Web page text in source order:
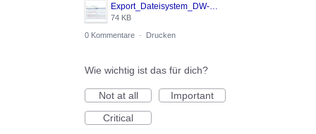
Export_Dateisystem_DW-Printer.png
74 KB
0 Kommentare · Drucken
Wie wichtig ist das für dich?
Not at all
Important
Critical